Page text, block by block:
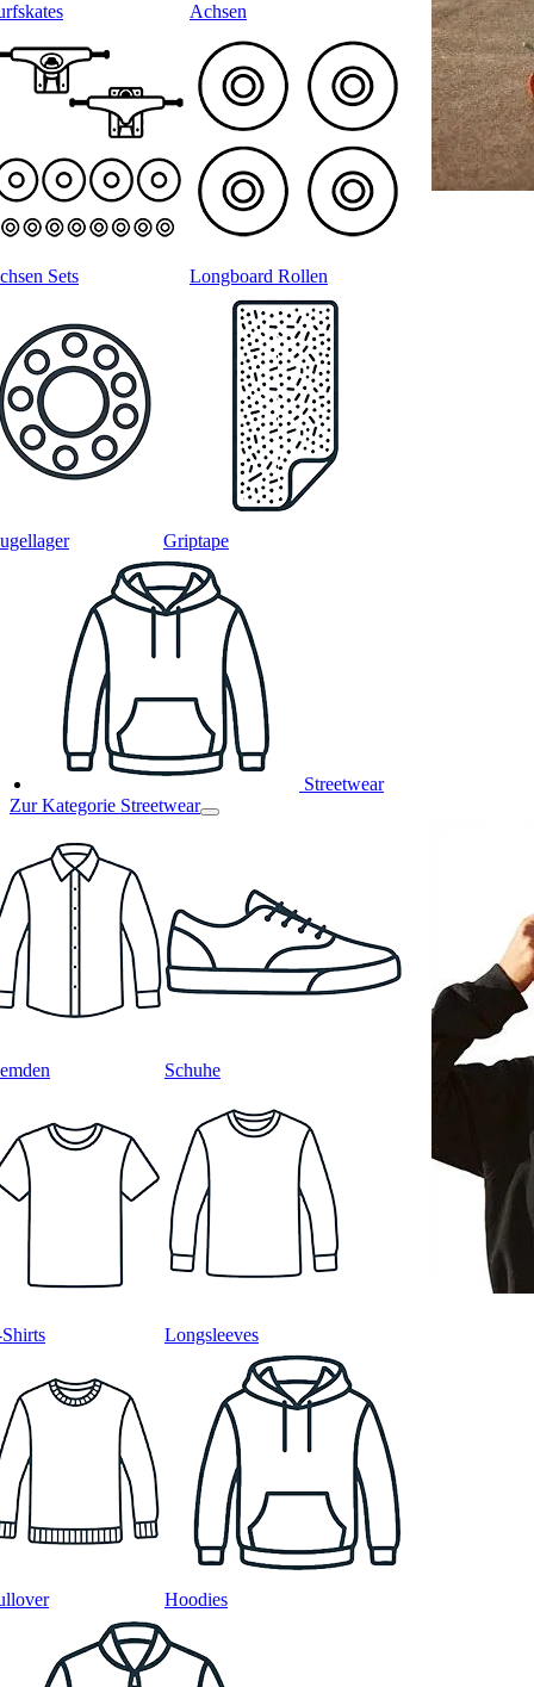
Achsen
Sets Longboard Rollen
Griptape
Streetwear
Zur Kategorie Streetwear
Schuhe
Longsleeves
Hoodies